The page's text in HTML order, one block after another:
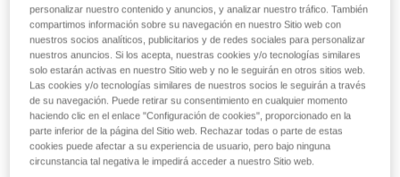
Realizar un elemento de amarre Y con un
elemento de amarre JANE o PROGRESS
ADJUST-I anudado
personalizar nuestro contenido y anuncios, y analizar nuestro tráfico. También
compartimos información sobre su navegación en nuestro Sitio web con
nuestros socios analíticos, publicitarios y de redes sociales para personalizar
nuestros anuncios. Si los acepta, nuestras cookies y/o tecnologías similares
solo estarán activas en nuestro Sitio web y no le seguirán en otros sitios web.
Las cookies y/o tecnologías similares de nuestros socios le seguirán a través
de su navegación. Puede retirar su consentimiento en cualquier momento
haciendo clic en el enlace "Configuración de cookies", proporcionado en la
parte inferior de la página del Sitio web. Rechazar todas o parte de estas
cookies puede afectar a su experiencia de usuario, pero bajo ninguna
circunstancia tal negativa le impedirá acceder a nuestro Sitio web.